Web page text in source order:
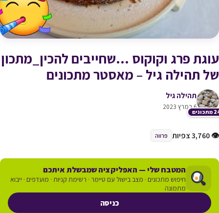
עוגת פרג וקוקוס …שחייבים להכין_מתכון
של תהילה גיל – מאסטר מתכונים
תהילה גיל
6 במרץ 2023
👁 3,760 צפיות פרווה
המטבח שלי — האפליקציה שמבשלת איתכם
חיפוש מתכונים · מצב בישול עם טיימר · רשימת קניות · מועדפים · ייבוא
מתמונה
כניסה